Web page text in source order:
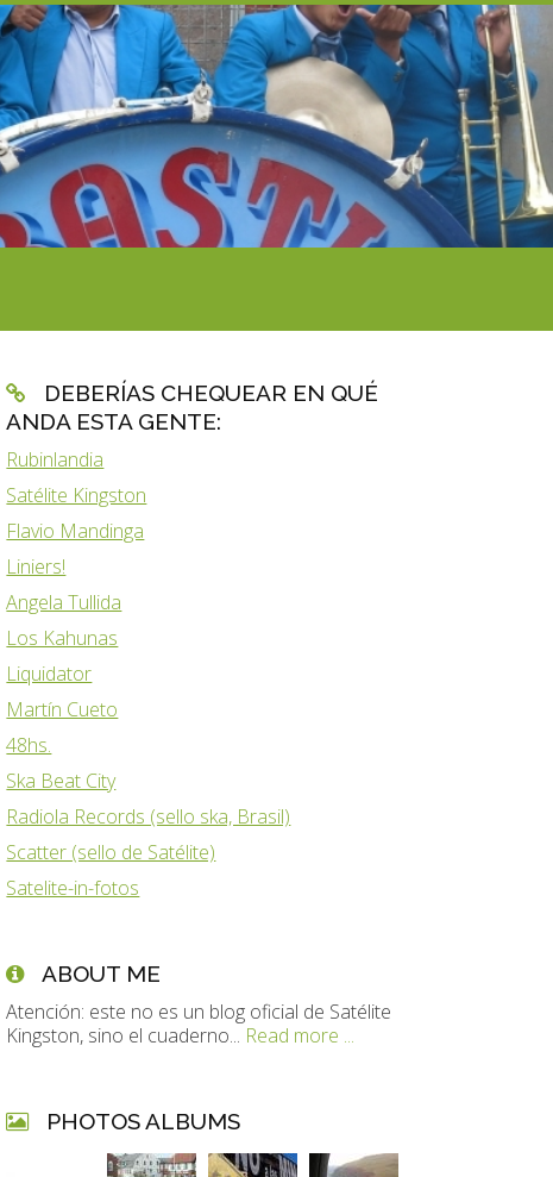
DEBERÍAS CHEQUEAR EN QUÉ
ANDA ESTA GENTE:
Rubinlandia
Satélite Kingston
Flavio Mandinga
Liniers!
Angela Tullida
Los Kahunas
Liquidator
Martín Cueto
48hs.
Ska Beat City
Radiola Records (sello ska, Brasil)
Scatter (sello de Satélite)
Satelite-in-fotos
ABOUT ME
Atención: este no es un blog oficial de Satélite
Kingston, sino el cuaderno... Read more ...
PHOTOS ALBUMS